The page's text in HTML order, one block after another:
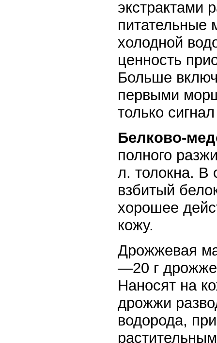
экстрактами
питательные
холодной
ценность
Больше
первыми
только
Белково-
полного
л. толокна. В
взбитый
хорошее
кожу.
Дрожжевая
—20 г
Наносят на
дрожжи
водорода,